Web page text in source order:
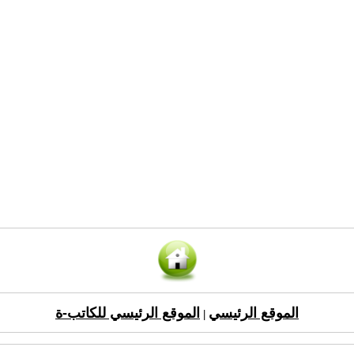
الموقع الرئيسي الموقع الرئيسي للكاتب-ة